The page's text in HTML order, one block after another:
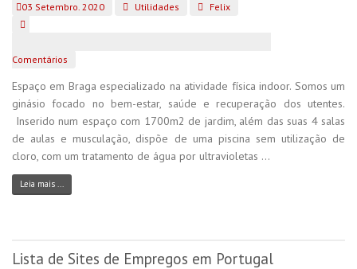
03 Setembro. 2020 Utilidades Felix
Comentários
Espaço em Braga especializado na atividade física indoor. Somos um
ginásio focado no bem-estar, saúde e recuperação dos utentes.
Inserido num espaço com 1700m2 de jardim, além das suas 4 salas
de aulas e musculação, dispõe de uma piscina sem utilização de
cloro, com um tratamento de água por ultravioletas ...
Leia mais ...
Lista de Sites de Empregos em Portugal